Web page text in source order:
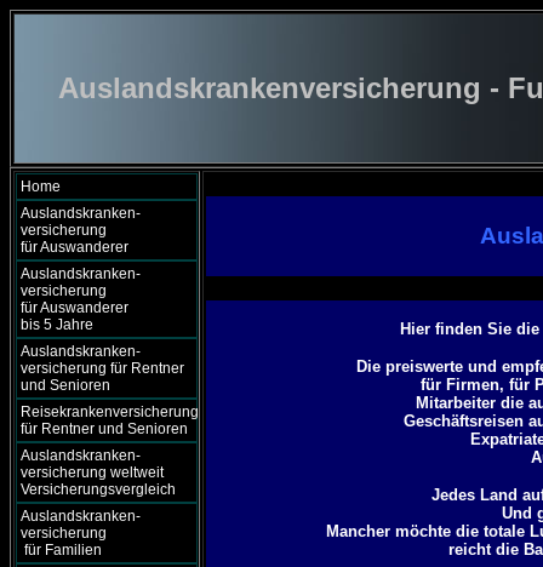
Auslandskrankenversicherung -
Home
Auslandskranken-
versicherung
für Auswanderer
Auslandskranken-
versicherung
für Auswanderer
bis 5 Jahre
Auslandskranken-
versicherung für Rentner
und Senioren
Reisekrankenversicherung
für Rentner und Senioren
Auslandskranken-
versicherung weltweit
Versicherungsvergleich
Auslandskranken-
versicherung
für Familien
Hier finden Sie
Die preiswerte und
für Firmen, für
Mitarbeiter die
Geschäftsreisen
Jedes Land
Und
Mancher möchte die totale
reicht die